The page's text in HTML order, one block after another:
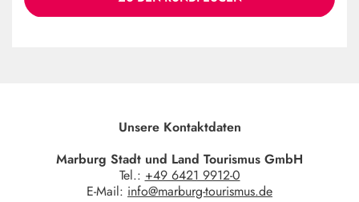
Unsere Kontaktdaten
Marburg Stadt und Land Tourismus GmbH
Tel.: +49 6421 9912-0
E-Mail: info@marburg-tourismus.de